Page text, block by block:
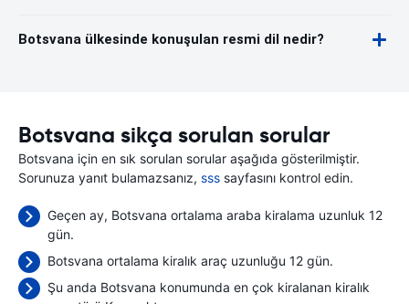
Botsvana ülkesinde konuşulan resmi dil nedir?
Botsvana sikça sorulan sorular
Botsvana için en sık sorulan sorular aşağıda gösterilmiştir.
Sorunuza yanıt bulamazsanız, sss sayfasını kontrol edin.
Geçen ay, Botsvana ortalama araba kiralama uzunluk 12
gün.
Botsvana ortalama kiralık araç uzunluğu 12 gün.
Şu anda Botsvana konumunda en çok kiralanan kiralık